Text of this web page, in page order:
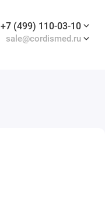
+7 (499) 110-03-10
sale@cordismed.ru